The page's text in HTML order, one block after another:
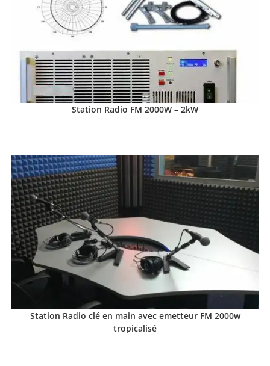
Station Radio FM 2000W – 2kW
Station Radio clé en main avec emetteur FM 2000w
tropicalisé